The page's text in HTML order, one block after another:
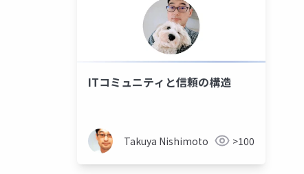
ITコミュニティと信頼の構造
Takuya Nishimoto >100